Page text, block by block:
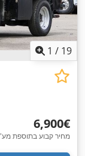
1 / 19
‏6,900 ‏€
מחיר קבוע בתוספת